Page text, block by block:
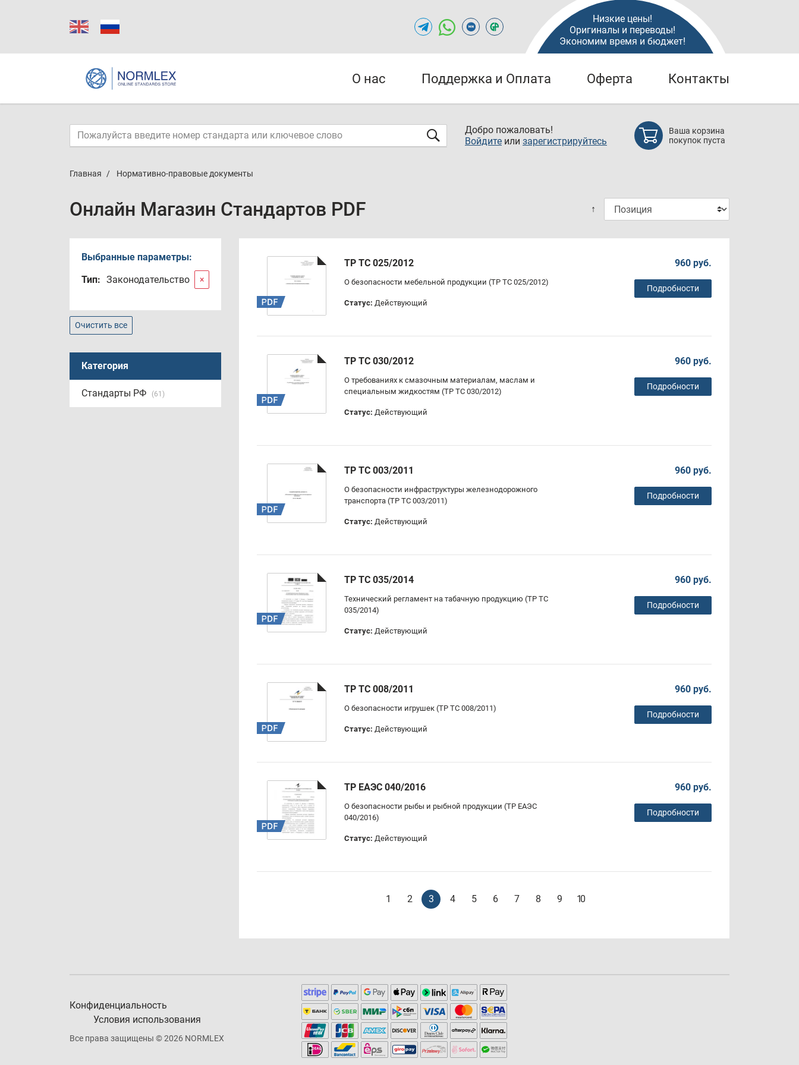
Низкие цены!
Оригиналы и переводы!
Экономим время и бюджет!
О нас Поддержка и Оплата Оферта Контакты
Добро пожаловать!
Войдите или зарегистрируйтесь
Ваша корзина
покупок пуста
Главная Нормативно-правовые документы
Онлайн Магазин Стандартов PDF
Выбранные параметры:
Тип: Законодательство ×
Очистить все
Категория
Стандарты РФ (61)
↑
ТР ТС 025/2012
О безопасности мебельной продукции (ТР ТС 025/2012)
Статус: Действующий
960 руб.
Подробности
ТР ТС 030/2012
О требованиях к смазочным материалам, маслам и
специальным жидкостям (ТР ТС 030/2012)
Статус: Действующий
960 руб.
Подробности
ТР ТС 003/2011
О безопасности инфраструктуры железнодорожного
транспорта (ТР ТС 003/2011)
Статус: Действующий
960 руб.
Подробности
ТР ТС 035/2014
Технический регламент на табачную продукцию (ТР ТС
035/2014)
Статус: Действующий
960 руб.
Подробности
ТР ТС 008/2011
О безопасности игрушек (ТР ТС 008/2011)
Статус: Действующий
960 руб.
Подробности
ТР ЕАЭС 040/2016
О безопасности рыбы и рыбной продукции (ТР ЕАЭС
040/2016)
Статус: Действующий
960 руб.
Подробности
1 2 3 4 5 6 7 8 9 10
Конфиденциальность
Условия использования
Все права защищены © 2026 NORMLEX